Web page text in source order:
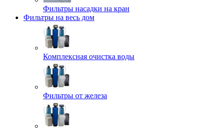
Фильтры насадки на кран
Фильтры на весь дом
Комплексная очистка воды
Фильтры от железа